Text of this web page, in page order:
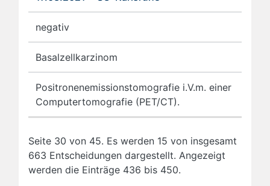
negativ
Basalzellkarzinom
Positronenemissionstomografie i.V.m. einer
Computertomografie (PET/CT).
Seite 30 von 45. Es werden 15 von insgesamt
663 Entscheidungen dargestellt. Angezeigt
werden die Einträge 436 bis 450.